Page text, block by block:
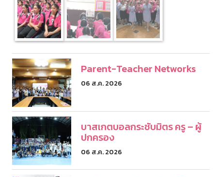
Parent-Teacher Networks
06 ส.ค. 2026
บาสเกตบอลกระชับมิตร ครู – ผู้
ปกครอง
06 ส.ค. 2026